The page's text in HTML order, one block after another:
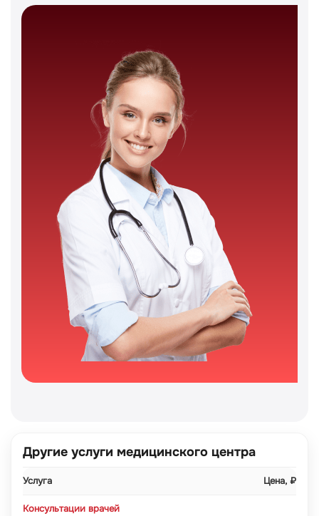
Другие услуги медицинского центра
Услуга Цена, ₽
Консультации врачей